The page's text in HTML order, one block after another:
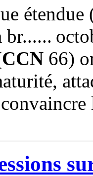
br......
CCN 66)